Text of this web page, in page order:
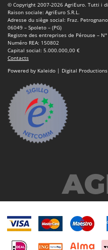
Ooni
Oriental Koshin
Outdoorchef
P
Palazzetti
Palumbo Pavi
Partisani
Paterlini
Philips
Reber
© Copyright 2007-2026 AgriEuro. Tutti i
Raison sociale: AgriEuro S.R.L.
Adresse du siège social: Fraz.
06049 – Spoleto – (PG)
Registre des entreprises de Pérouse –
Numéro REA: 150802
Capital social: 5.000.000,00 €
Contacts
Powered by Kaleido | Digital